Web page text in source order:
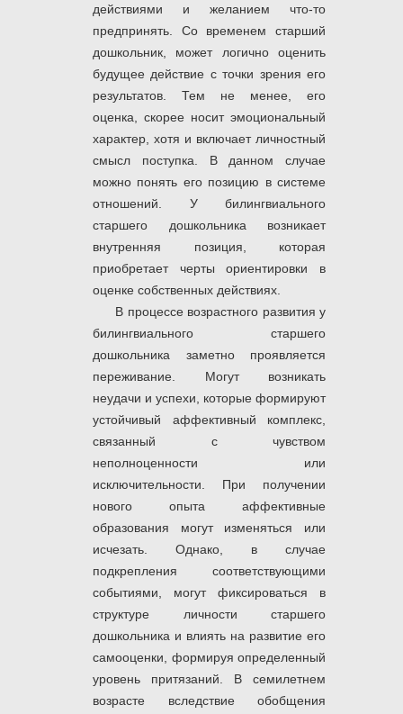
действиями и желанием что-то
предпринять. Со временем старший
дошкольник, может логично оценить
будущее действие с точки зрения его
результатов. Тем не менее, его
оценка, скорее носит эмоциональный
характер, хотя и включает личностный
смысл поступка. В данном случае
можно понять его позицию в системе
отношений. У билингвиального
старшего дошкольника возникает
внутренняя позиция, которая
приобретает черты ориентировки в
оценке собственных действиях.
В процессе возрастного развития у
билингвиального старшего
дошкольника заметно проявляется
переживание. Могут возникать
неудачи и успехи, которые формируют
устойчивый аффективный комплекс,
связанный с чувством
неполноценности или
исключительности. При получении
нового опыта аффективные
образования могут изменяться или
исчезать. Однако, в случае
подкрепления соответствующими
событиями, могут фиксироваться в
структуре личности старшего
дошкольника и влиять на развитие его
самооценки, формируя определенный
уровень притязаний. В семилетнем
возрасте вследствие обобщения